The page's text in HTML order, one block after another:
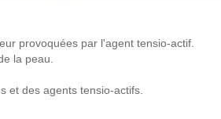
provoquées par l'agent tensio-actif.
la peau.
et des agents tensio-actifs.